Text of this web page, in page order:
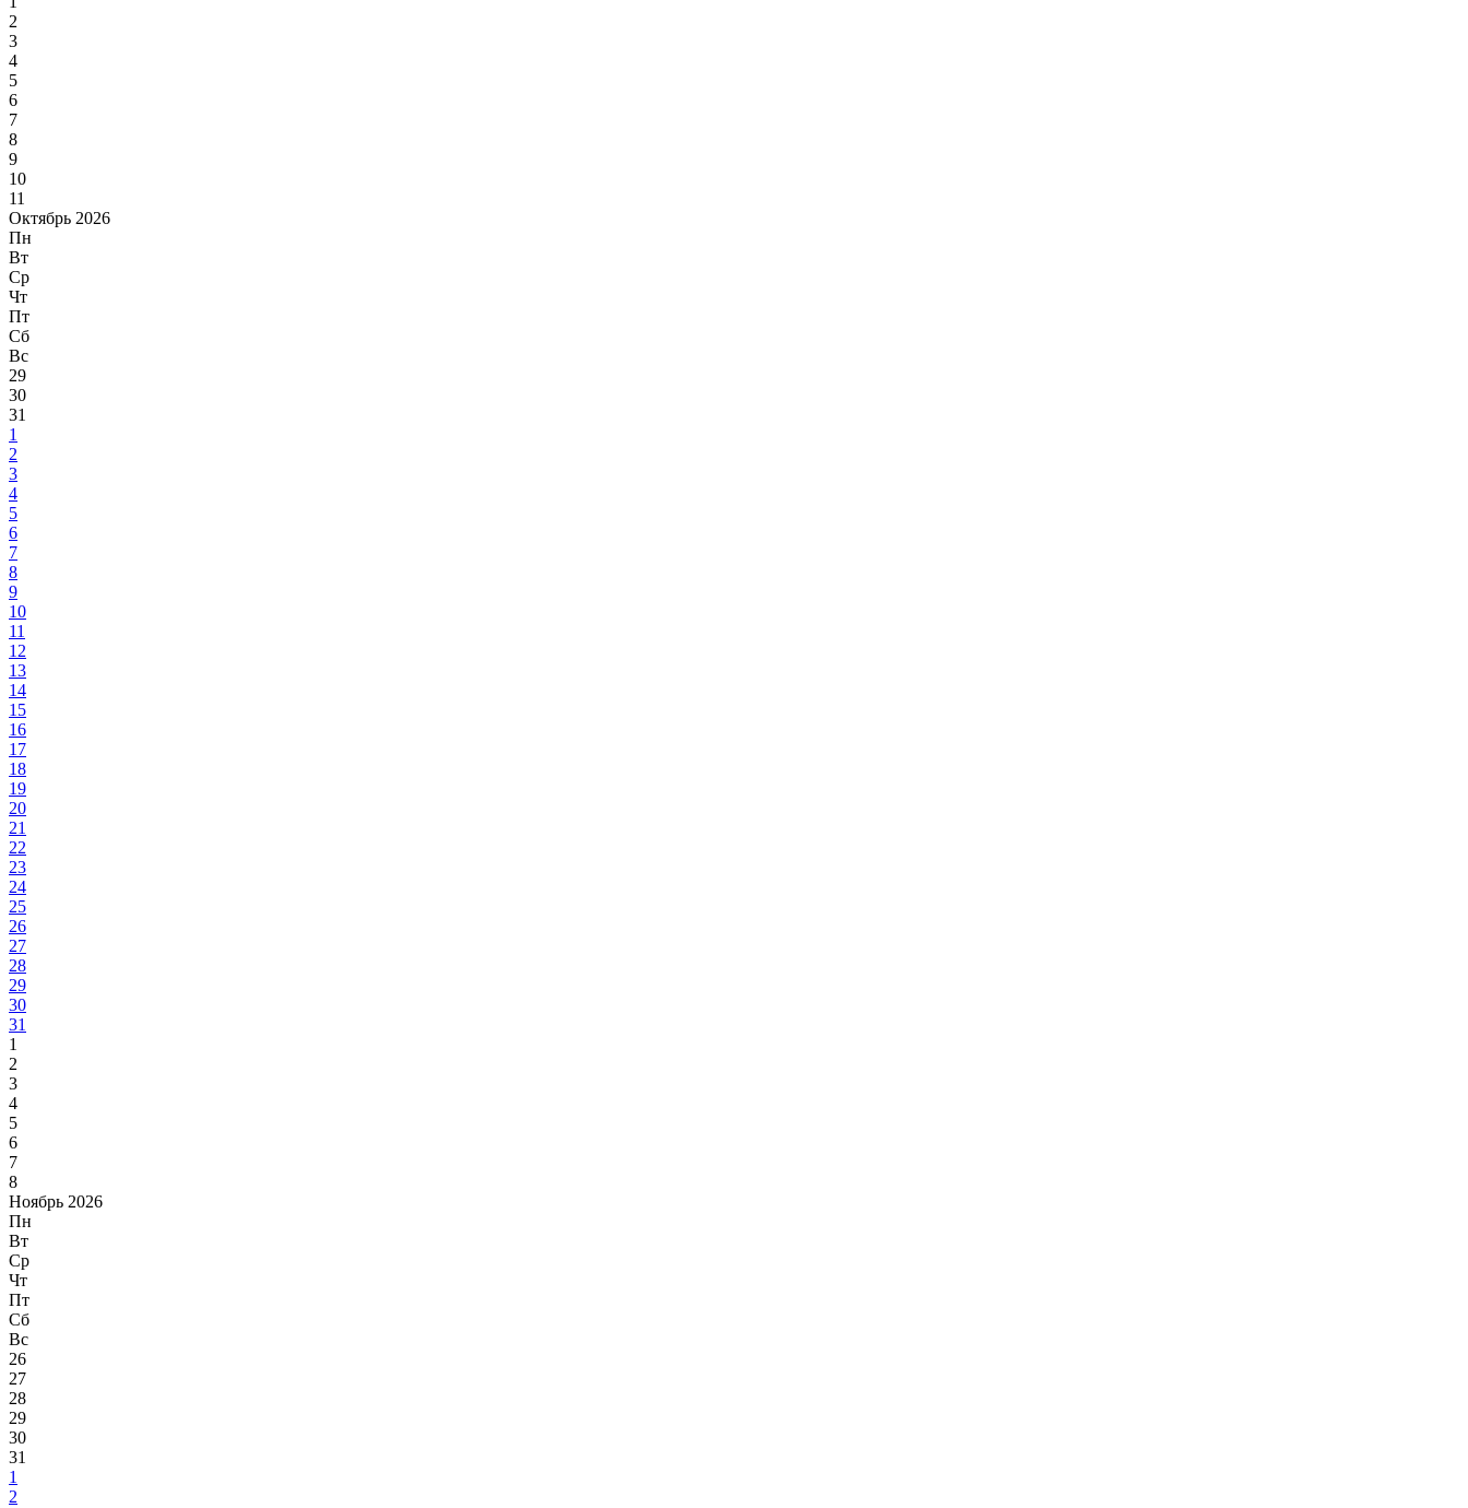
2
3
4
5
6
7
8
9
10
11
Октябрь 2026
Пн
Вт
Ср
Чт
Пт
Сб
Вс
29
30
31
1
2
3
4
5
6
7
8
9
10
11
12
13
14
15
16
17
18
19
20
21
22
23
24
25
26
27
28
29
30
31
1
2
3
4
5
6
7
8
Ноябрь 2026
Пн
Вт
Ср
Чт
Пт
Сб
Вс
26
27
28
29
30
31
1
2